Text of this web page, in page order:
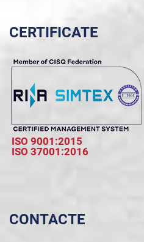
CERTIFICATE
ISO 9001:2015
ISO 37001:2016
CONTACTE